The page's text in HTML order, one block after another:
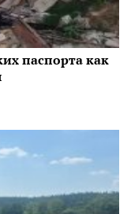
паспорта как